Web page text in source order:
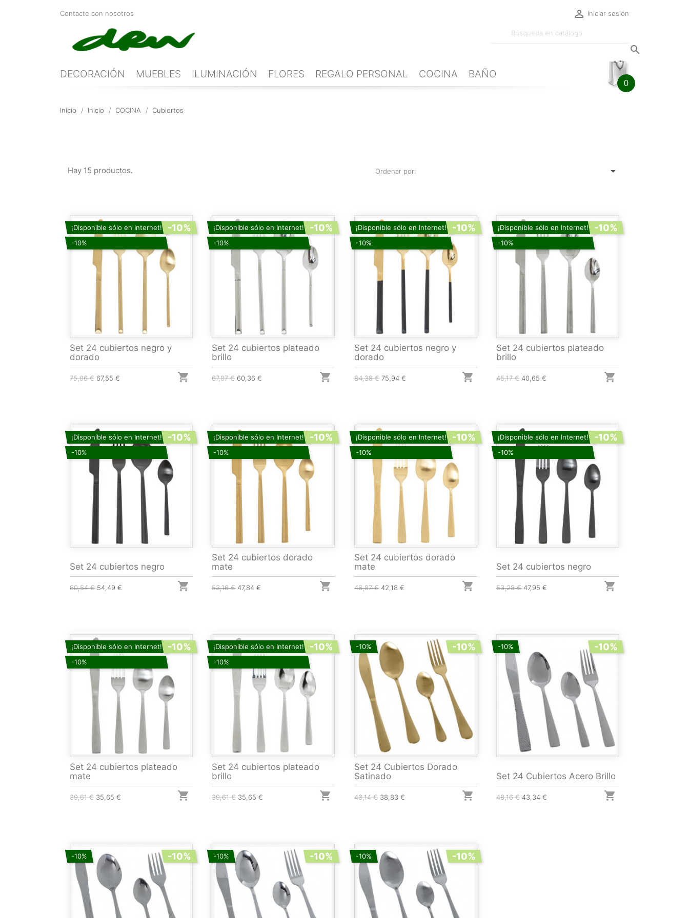
Contacte con nosotros  Iniciar sesión

DECORACIÓN
MUEBLES ILUMINACIÓN FLORES REGALO PERSONAL COCINA BAÑO
0
Inicio Inicio COCINA Cubiertos
Hay 15 productos. Ordenar por: 
¡Disponible sólo en Internet!
-10%
-10%
Set 24 cubiertos negro y
dorado
75,06 € 67,55 € 
¡Disponible sólo en Internet!
-10%
-10%
Set 24 cubiertos plateado
brillo
67,07 € 60,36 € 
¡Disponible sólo en Internet!
-10%
-10%
Set 24 cubiertos negro y
dorado
84,38 € 75,94 € 
¡Disponible sólo en Internet!
-10%
-10%
Set 24 cubiertos plateado
brillo
45,17 € 40,65 € 
¡Disponible sólo en Internet!
-10%
-10%
Set 24 cubiertos negro
60,54 € 54,49 € 
¡Disponible sólo en Internet!
-10%
-10%
Set 24 cubiertos dorado
mate
53,16 € 47,84 € 
¡Disponible sólo en Internet!
-10%
-10%
Set 24 cubiertos dorado
mate
46,87 € 42,18 € 
¡Disponible sólo en Internet!
-10%
-10%
Set 24 cubiertos negro
53,28 € 47,95 € 
¡Disponible sólo en Internet!
-10%
-10%
Set 24 cubiertos plateado
mate
39,61 € 35,65 € 
¡Disponible sólo en Internet!
-10%
-10%
Set 24 cubiertos plateado
brillo
39,61 € 35,65 € 
-10% -10%
Set 24 Cubiertos Dorado
Satinado
43,14 € 38,83 € 
-10% -10%
Set 24 Cubiertos Acero Brillo
48,16 € 43,34 € 
-10% -10% -10% -10% -10% -10%